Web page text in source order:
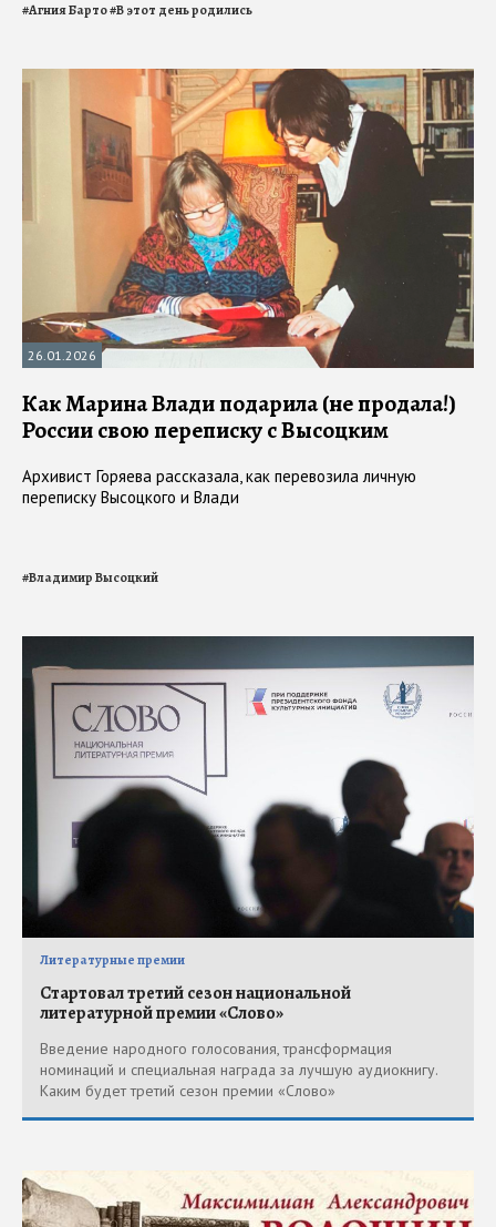
#Агния Барто#В этот день родились
26.01.2026
Как Марина Влади подарила (не продала!)
России свою переписку с Высоцким
Архивист Горяева рассказала, как перевозила личную
переписку Высоцкого и Влади
#Владимир Высоцкий
Литературные премии
Стартовал третий сезон национальной
литературной премии «Слово»
Введение народного голосования, трансформация
номинаций и специальная награда за лучшую аудиокнигу.
Каким будет третий сезон премии «Слово»